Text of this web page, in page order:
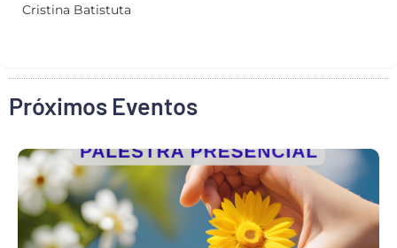
Cristina Batistuta
Próximos Eventos